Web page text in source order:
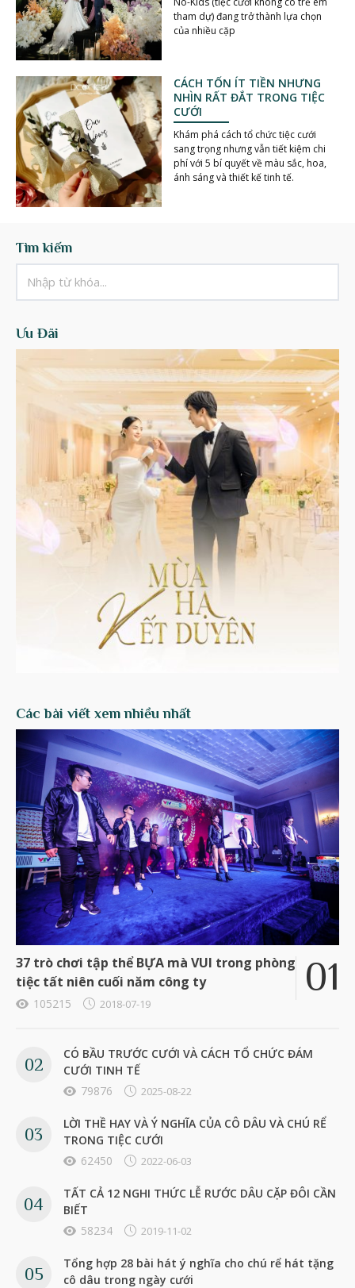
tham dự) đang trở thành lựa chọn
của nhiều cặp
CÁCH TỐN ÍT TIỀN NHƯNG
NHÌN RẤT ĐẮT TRONG TIỆC
CƯỚI
Khám phá cách tổ chức tiệc cưới
sang trọng nhưng vẫn tiết kiệm chi
phí với 5 bí quyết về màu sắc, hoa,
ánh sáng và thiết kế tinh tế.
Tìm kiếm
Ưu Đãi
Các bài viết xem nhiều nhất
37 trò chơi tập thể BỰA mà VUI trong phòng
tiệc tất niên cuối năm công ty
105215 2018-07-19
CÓ BẦU TRƯỚC CƯỚI VÀ CÁCH TỔ CHỨC ĐÁM
CƯỚI TINH TẾ
79876
2025-08-22
LỜI THỀ HAY VÀ Ý NGHĨA CỦA CÔ DÂU VÀ CHÚ RỂ
TRONG TIỆC CƯỚI
62450
2022-06-03
TẤT CẢ 12 NGHI THỨC LỄ RƯỚC DÂU CẶP ĐÔI CẦN
BIẾT
58234
2019-11-02
Tổng hợp 28 bài hát ý nghĩa cho chú rể hát tặng
cô dâu trong ngày cưới